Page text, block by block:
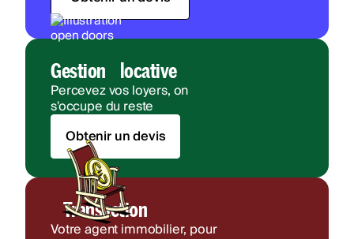
Gestion locative
Percevez vos loyers, on
s'occupe du reste
Obtenir un devis
Transaction
Votre agent immobilier, pour